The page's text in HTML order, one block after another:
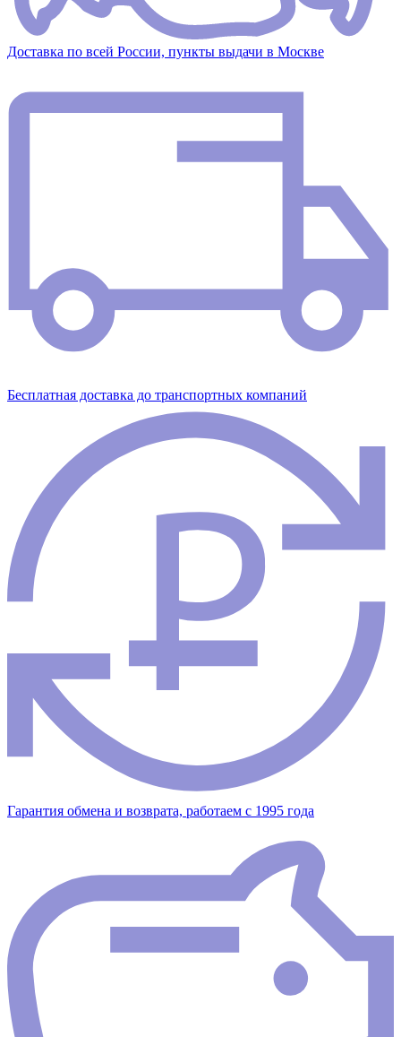
Доставка по всей России, пункты выдачи в Москве
Бесплатная доставка до транспортных компаний
Гарантия обмена и возврата, работаем с 1995 года